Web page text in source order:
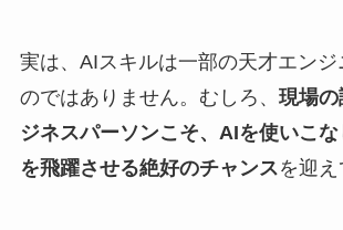
実は、AIスキルは一部の天才エンジ
のではありません。むしろ、 現場
ジネスパーソンこそ、AIを使いこ
を飛躍させる絶好のチャンスを迎え